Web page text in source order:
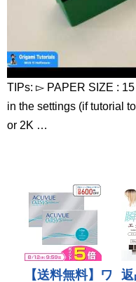
TIPs: ▻ PAPER SIZE :
in the settings (if tutorial
or 2K …